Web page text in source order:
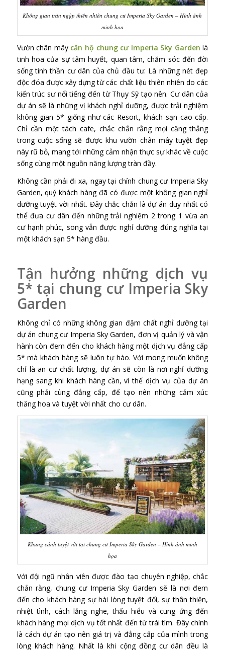
Không gian tràn ngập thiên nhiên chung cư Imperia Sky Garden – Hình ảnh
minh họa
Vườn chân mây căn hộ chung cư Imperia Sky Garden là
tinh hoa của sự tâm huyết, quan tâm, chăm sóc đến đời
sống tinh thần cư dân của chủ đầu tư. Là những nét đẹp
độc đóa được xây dựng từ các chất liệu thiên nhiên do các
kiến trúc sư nổi tiếng đến từ Thụy Sỹ tạo nên. Cư dân của
dự án sẽ là những vị khách nghỉ dưỡng, được trải nghiệm
không gian 5* giống như các Resort, khách sạn cao cấp.
Chỉ cần một tách cafe, chắc chắn rằng mọi căng thẳng
trong cuộc sống sẽ được khu vườn chân mây tuyệt đẹp
này rũ bỏ, mang tới những cảm nhận thực sự khác về cuộc
sống cùng một nguồn năng lượng tràn đầy.
Không cần phải đi xa, ngay tại chính chung cư Imperia Sky
Garden, quý khách hàng đã có được một không gian nghỉ
dưỡng tuyệt vời nhất. Đây chắc chắn là dự án duy nhất có
thể đưa cư dân đến những trải nghiệm 2 trong 1 vừa an
cư hạnh phúc, song vẫn được nghỉ dưỡng đúng nghĩa tại
một khách sạn 5* hàng đầu.
Tận hưởng những dịch vụ
5* tại chung cư Imperia Sky
Garden
Không chỉ có những không gian đậm chất nghỉ dưỡng tại
dự án chung cư Imperia Sky Garden, đơn vị quản lý và vận
hành còn đem đến cho khách hàng một dịch vụ đẳng cấp
5* mà khách hàng sẽ luôn tự hào. Với mong muốn không
chỉ là an cư chất lượng, dự án sẽ còn là nơi nghỉ dưỡng
hạng sang khi khách hàng cần, vì thế dịch vụ của dự án
cũng phải cùng đẳng cấp, để tạo nên những cảm xúc
thăng hoa và tuyệt vời nhất cho cư dân.
Khung cảnh tuyệt vời tại chung cư Imperia Sky Garden – Hình ảnh minh
họa
Với đội ngũ nhân viên được đào tạo chuyên nghiệp, chắc
chắn rằng, chung cư Imperia Sky Garden sẽ là nơi đem
đến cho khách hàng sự hài lòng tuyệt đối, sự thân thiện,
nhiệt tình, cách lắng nghe, thấu hiểu và cung ứng đến
khách hàng mọi dịch vụ tốt nhất đến từ trái tìm. Đây chính
là cách dự án tạo nên giá trị và đẳng cấp của mình trong
lòng khách hàng. Nhất là khi cộng đồng cư dân đều là